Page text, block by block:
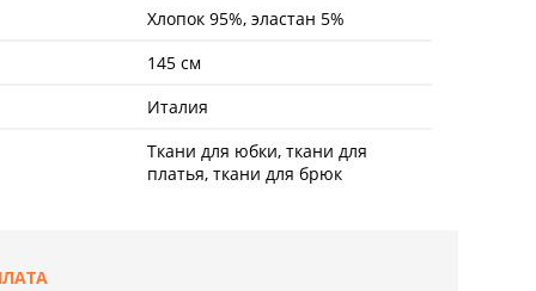
Хлопок 95%, эластан 5%
145 см
Италия
Ткани для юбки, ткани для
платья, ткани для брюк